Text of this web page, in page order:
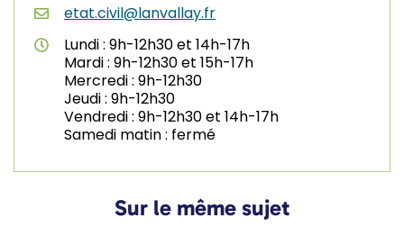
etat.civil@lanvallay.fr
Lundi : 9h-12h30 et 14h-17h
Mardi : 9h-12h30 et 15h-17h
Mercredi : 9h-12h30
Jeudi : 9h-12h30
Vendredi : 9h-12h30 et 14h-17h
Samedi matin : fermé
Sur le même sujet